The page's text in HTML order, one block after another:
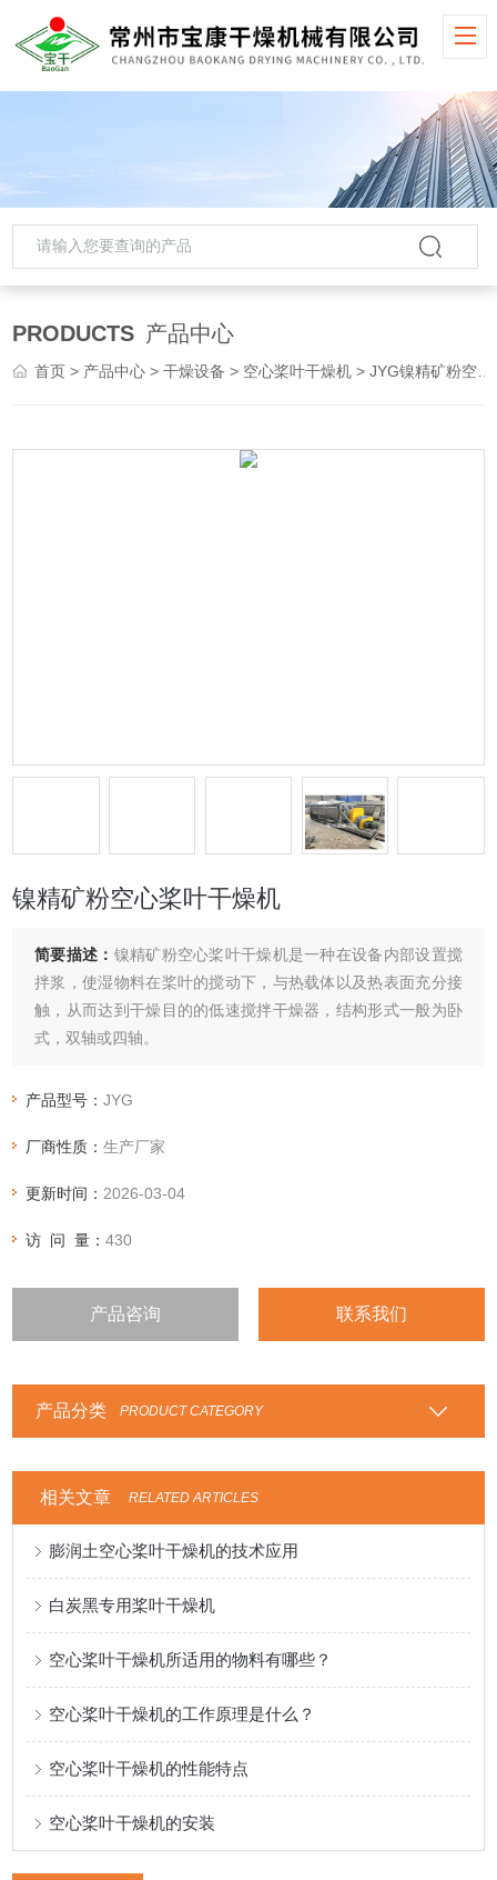
PRODUCTS 产品中心
首页 > 产品中心 >干燥设备 > 空心桨叶干燥机 > JYG镍精矿粉空心桨叶干燥机
镍精矿粉空心桨叶干燥机
简要描述： 镍精矿粉空心桨叶干燥机是一种在设备内部设置搅
拌浆，使湿物料在桨叶的搅动下，与热载体以及热表面充分接
触，从而达到干燥目的的低速搅拌干燥器，结构形式一般为卧
式，双轴或四轴。
产品型号：JYG
厂商性质：生产厂家
更新时间： 2026-03-04
访 问 量：430
产品咨询 联系我们
产品分类 PRODUCT CATEGORY
相关文章 RELATED ARTICLES
膨润土空心桨叶干燥机的技术应用
白炭黑专用桨叶干燥机
空心桨叶干燥机所适用的物料有哪些？
空心桨叶干燥机的工作原理是什么？
空心桨叶干燥机的性能特点
空心桨叶干燥机的安装